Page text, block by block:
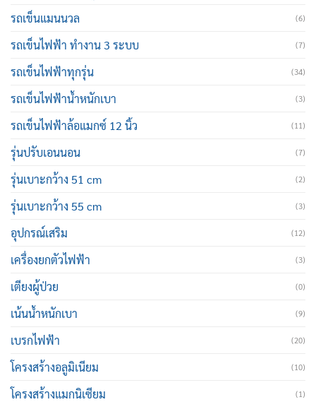
รถเข็นแมนนวล (6)
รถเข็นไฟฟ้า ทำงาน 3 ระบบ (7)
รถเข็นไฟฟ้าทุกรุ่น (34)
รถเข็นไฟฟ้าน้ำหนักเบา (3)
รถเข็นไฟฟ้าล้อแมกซ์ 12 นิ้ว (11)
รุ่นปรับเอนนอน (7)
รุ่นเบาะกว้าง 51 cm (2)
รุ่นเบาะกว้าง 55 cm (3)
อุปกรณ์เสริม (12)
เครื่องยกตัวไฟฟ้า (3)
เตียงผู้ป่วย (0)
เน้นน้ำหนักเบา (9)
เบรกไฟฟ้า (20)
โครงสร้างอลูมิเนียม (10)
โครงสร้างแมกนิเซียม (1)